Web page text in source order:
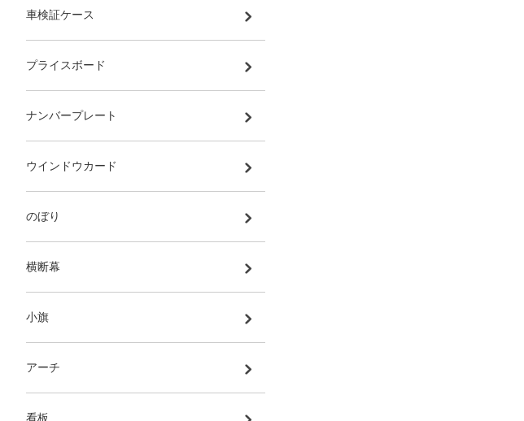
車検証ケース
プライスボード
ナンバープレート
ウインドウカード
のぼり
横断幕
小旗
アーチ
看板